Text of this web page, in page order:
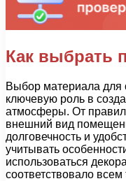
Как выбрать
Выбор материала для
ключевую роль в
атмосферы. От
внешний вид
долговечность и
учитывать
использоваться
соответствовало